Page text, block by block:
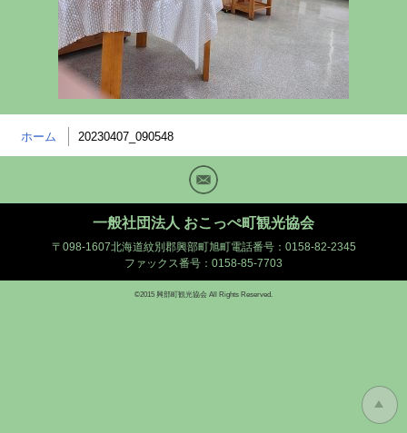
ホーム 20230407_090548
Mail
一般社団法人 おこっぺ町観光協会
〒098-1607北海道紋別郡興部町旭町電話番号：0158-82-2345
ファックス番号：0158-85-7703
©2015 興部町観光協会 All Rights Reserved.